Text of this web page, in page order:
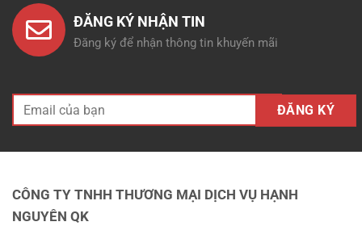
ĐĂNG KÝ NHẬN TIN
Đăng ký để nhận thông tin khuyến mãi
CÔNG TY TNHH THƯƠNG MẠI DỊCH VỤ HẠNH
NGUYÊN QK